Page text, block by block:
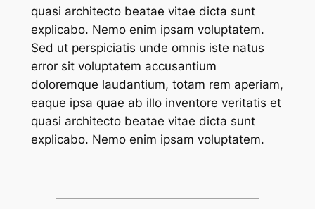
quasi architecto beatae vitae dicta sunt
explicabo. Nemo enim ipsam voluptatem.
Sed ut perspiciatis unde omnis iste natus
error sit voluptatem accusantium
doloremque laudantium, totam rem aperiam,
eaque ipsa quae ab illo inventore veritatis et
quasi architecto beatae vitae dicta sunt
explicabo. Nemo enim ipsam voluptatem.